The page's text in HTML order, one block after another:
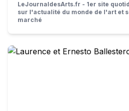
LeJournaldesArts.fr - 1er site
sur l'actualité du monde de l'art et
marché
Laurence et Ernesto Ballesteros